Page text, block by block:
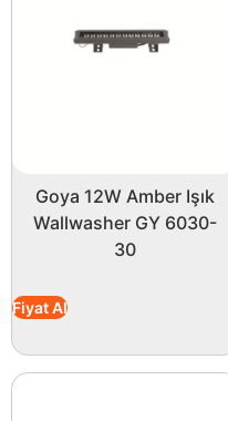
Goya 12W Amber Işık
Wallwasher GY 6030-
30
Fiyat Al